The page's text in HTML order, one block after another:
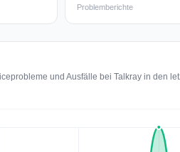
Problemberichte
und Ausfälle bei Talkray in den